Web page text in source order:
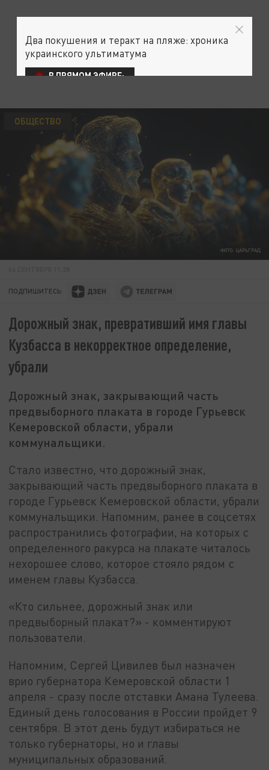
ФОТО: ЦАРЬГРАД
ОБЩЕСТВО
ПОДПИШИТЕСЬ:
Дорожный знак, превративший имя главы
Кузбасса в некорректное определение,
убрали
Дорожный знак, закрывающий часть
предвыборного плаката в городе Гурьевск
Кемеровской области, убрали
коммунальщики.
Стало известно, что дорожный знак,
закрывающий часть предвыборного плаката в
городе Гурьевск Кемеровской области, убрали
коммунальщики. Напомним, ранее в соцсетях
распространились фотографии, на которых с
определенного ракурса на плакате читалось
нехорошее слово, которое стояло рядом с
именем главы Кузбасса.
«Кто сильнее, дорожный знак или
предвыборный плакат?» - комментируют
пользователи.
Напомним, Сергей Цивилев был назначен
врио губернатора Кемеровской области 1
апреля - сразу после отставки Амана Тулеева.
Единый день голосования в России пройдет 9
сентября. В этот день будут избираться не
только губернаторы, но и главы
муниципальных образований.
Два покушения и теракт на пляже: хроника
украинского ультиматума
В ПРЯМОМ ЭФИРЕ: